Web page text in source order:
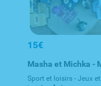
15€
Sport et loisirs - Jeux et